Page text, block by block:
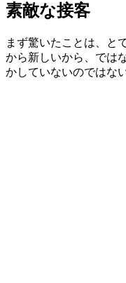
素敵な接客
まず驚いたことは、と
から新しいから、では
かしていないのではな